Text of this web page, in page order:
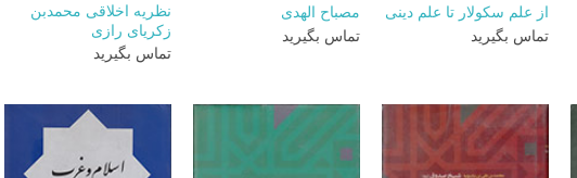
از علم سکولار تا علم دینی
تماس بگیرید
مصباح الهدی
تماس بگیرید
نظریه اخلاقی محمدبن
زکریای رازی
تماس بگیرید